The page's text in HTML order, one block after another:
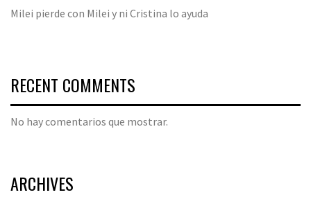
Milei pierde con Milei y ni Cristina lo ayuda
RECENT COMMENTS
No hay comentarios que mostrar.
ARCHIVES